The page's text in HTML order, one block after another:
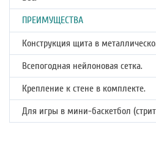
ПРЕИМУЩЕСТВА
Конструкция щита в
Всепогодная нейлоновая сетка.
Крепление к стене в комплекте.
Для игры в мини-баскетбол